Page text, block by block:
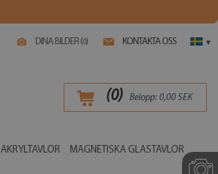
DINA BILDER (0) KONTAKTA OSS ▾
(0) Belopp: 0,00 SEK
AKRYLTAVLOR MAGNETISKA GLASTAVLOR